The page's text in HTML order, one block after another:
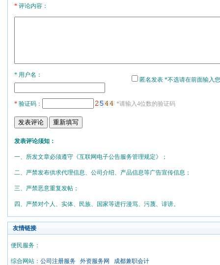
*评论内容：
* 用户名：
匿名发表 *不选请在前面输入
*验证码： *请输入4位数的验证码
发表评论须知：
一、所发文章必须遵守《互联网电子公告服务管理规定》；
二、严禁发布供求代理信息、公司介绍、产品信息等广告宣传信息；
三、严禁恶意重复发帖；
四、严禁对个人、实体、民族、国家等进行漫骂、污蔑、诽谤。
友情链接
便民服务：
综合网站： 公司注册服务 外资服务网 成都兼职会计